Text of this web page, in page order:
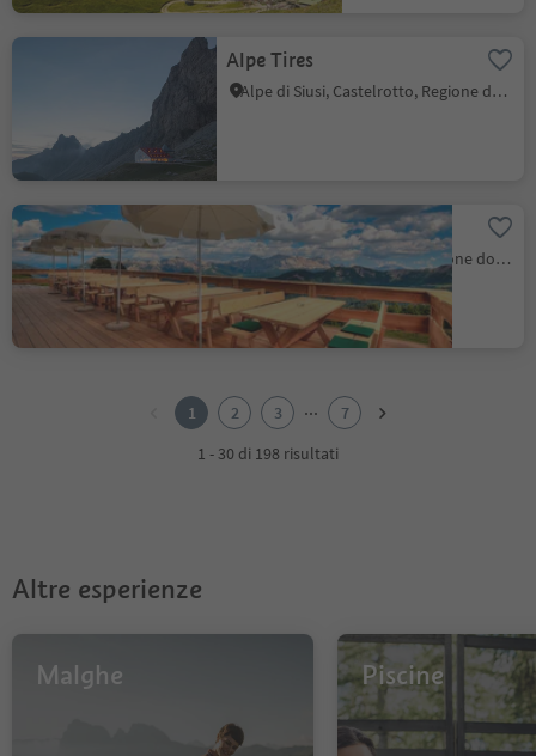
Alpe Tires
Alpe di Siusi, Castelrotto, Regione dolomitica Alpe di Siusi
Rifugio Montemuro
Antermoia, San Martino, Regione dolomitica Plan de Corones
1 2 3 ...
7
1 - 30 di 198 risultati
Altre esperienze
Malghe Piscine